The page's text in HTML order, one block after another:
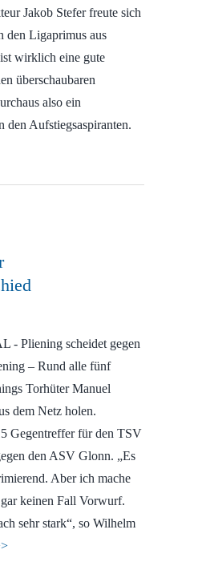
Jakob Stefer freute sich
den Ligaprimus aus
wirklich eine gute
überschaubaren
also ein
den Aufstiegsaspiranten.
Pliening scheidet gegen
– Rund alle fünf
Torhüter Manuel
dem Netz holen.
Gegentreffer für den TSV
den ASV Glonn. „Es
Aber ich mache
keinen Fall Vorwurf.
sehr stark“, so Wilhelm